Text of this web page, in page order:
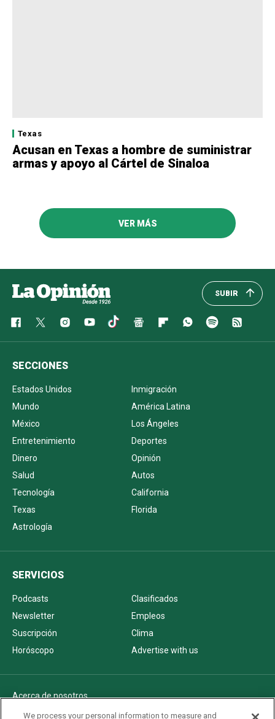
Texas
Acusan en Texas a hombre de suministrar
armas y apoyo al Cártel de Sinaloa
VER MÁS
SUBIR
SECCIONES
Estados Unidos
Inmigración
Mundo
América Latina
México
Los Ángeles
Entretenimiento
Deportes
Dinero
Opinión
Salud
Autos
Tecnología
California
Texas
Florida
Astrología
SERVICIOS
Podcasts
Clasificados
Newsletter
Empleos
Suscripción
Clima
Horóscopo
Advertise with us
Acerca de nosotros
Politica de privacidad
We process your personal information to measure and